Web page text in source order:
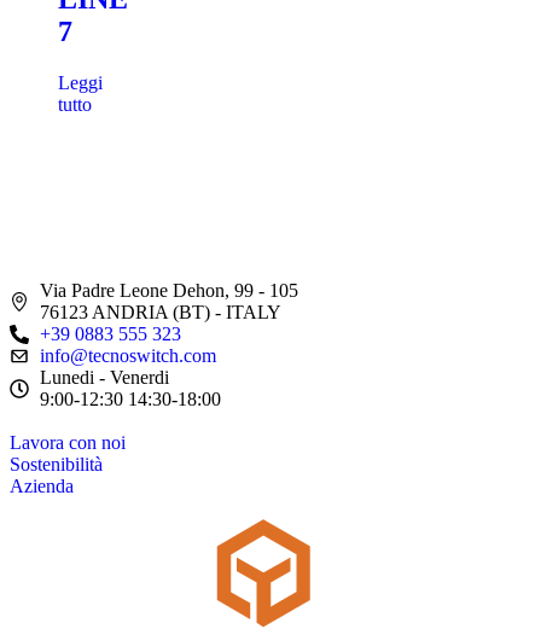
7
Leggi
tutto
Via Padre Leone Dehon, 99 - 105
76123 ANDRIA (BT) - ITALY
+39 0883 555 323
info@tecnoswitch.com
Lunedi - Venerdi
9:00-12:30 14:30-18:00
Lavora con noi
Sostenibilità
Azienda